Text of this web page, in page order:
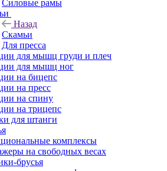
Силовые рамы
Назад
Скамьи
Для пресса
для мышц груди и плеч
для мышц ног
на бицепс
на пресс
на спину
на трицепс
для штанги
комплексы
на свободных весах
брусья